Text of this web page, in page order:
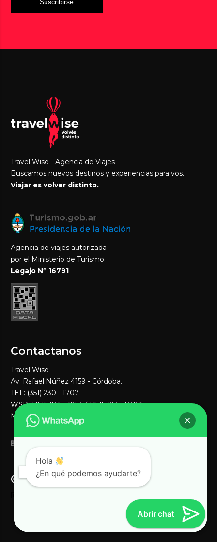
Travel Wise - Agencia de Viajes
Buscamos nuevos destinos y experiencias para vos.
Viajar es volver distinto.
Agencia de viajes autorizada
por el Ministerio de Turismo.
Legajo Nº 16791
Contactanos
Travel Wise
Av. Rafael Núñez 4159 - Córdoba.
TEL: (351) 230 - 1707
WSP:(351) 373 - 3054/ (351) 384 - 7409
MAIL:ventas1@travelwisenet.com
@TravelWise en instagram
Hola
¿En qué podemos ayudarte?
Abrir chat